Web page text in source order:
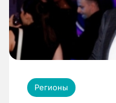
Регионы